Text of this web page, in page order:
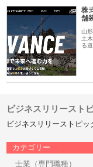
株
舗
山
土
る
ビジネスリリースト
ビジネスリリーストピッ
カテゴリー
士業（専門職種）